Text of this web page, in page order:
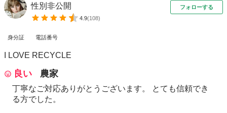
性別非公開
4.9(108)
フォローする
身分証 電話番号
I LOVE RECYCLE
良い 農家
丁寧なご対応ありがとうございます。 とても信頼でき
る方でした。